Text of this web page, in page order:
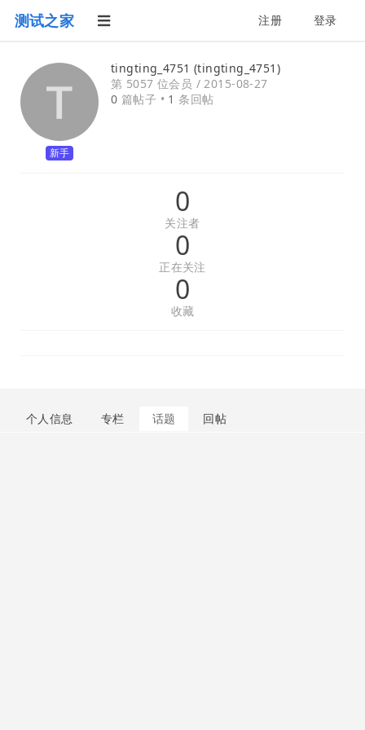
测试之家 注册 登录
新手
tingting_4751 (tingting_4751)
第 5057 位会员 /2015-08-27
0 篇帖子 • 1 条回帖
0
关注者
0
正在关注
0
收藏
个人信息 专栏 话题 回帖